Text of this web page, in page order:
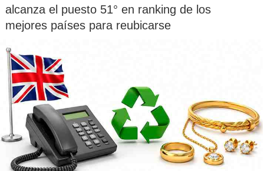
alcanza el puesto 51° en ranking de los
mejores países para reubicarse